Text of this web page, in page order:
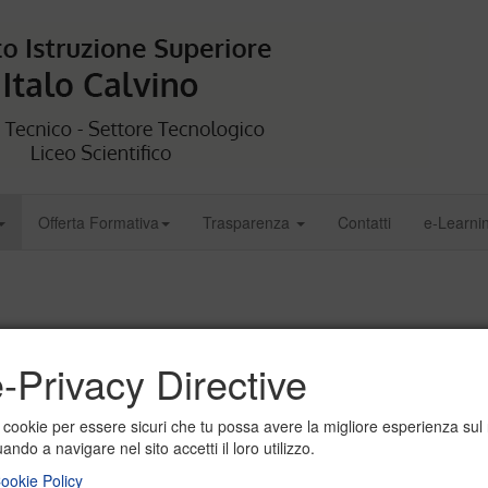
Offerta Formativa Trasparenza Contatti e-
particolare gli allievi possono essere certificati nei seguenti
Privacy Directive
per essere sicuri che tu possa avere la migliore esperienza sul
a navigare nel sito accetti il loro utilizzo.
Policy